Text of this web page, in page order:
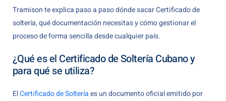
Tramison te explica paso a paso dónde sacar Certificado de
soltería, qué documentación necesitas y cómo gestionar el
proceso de forma sencilla desde cualquier país.
¿Qué es el Certificado de Soltería Cubano y
para qué se utiliza?
ElCertificado de Solteríaes un documento oficial emitido por